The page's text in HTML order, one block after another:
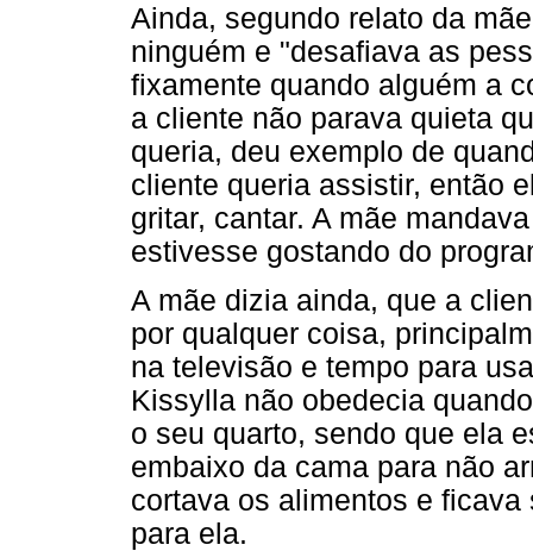
Ainda, segundo relato da
ninguém e "desafiava as
fixamente quando alguém a
a cliente não parava quieta
queria, deu exemplo de
cliente queria assistir, então
gritar, cantar. A mãe
estivesse gostando do
A mãe dizia ainda, que a
por qualquer coisa,
na televisão e tempo para
Kissylla não obedecia
o seu quarto, sendo que ela
embaixo da cama para não
cortava os alimentos e
para ela.